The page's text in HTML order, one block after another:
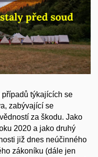
týkajících se
zabývající se
za škodu. Jako
2020 a jako druhý
již dnes neúčinného
zákoníku (dále jen